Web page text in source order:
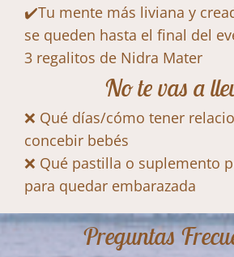
✔️Tu mente más liviana y
se queden hasta el final del
3 regalitos de Nidra Mater
No te vas a
❌ Qué días/cómo tener
concebir bebés
❌ Qué pastilla o suplemento
para quedar embarazada
Preguntas